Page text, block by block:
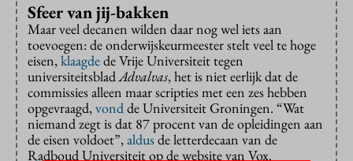
Sfeer van jij-bakken
Maar veel decanen wilden daar nog wel iets aan
toevoegen: de onderwijskeurmeester stelt veel te hoge
eisen,klaagdede Vrije Universiteit tegen
universiteitsbladAdvalvas, het is niet eerlijk dat de
commissies alleen maar scripties met een zes hebben
opgevraagd,vondde Universiteit Groningen. “Wat
niemand zegt is dat 87 procent van de opleidingen aan
de eisen voldoet”,aldusde letterdecaan van de
Radboud Universiteit op de website van Vox.